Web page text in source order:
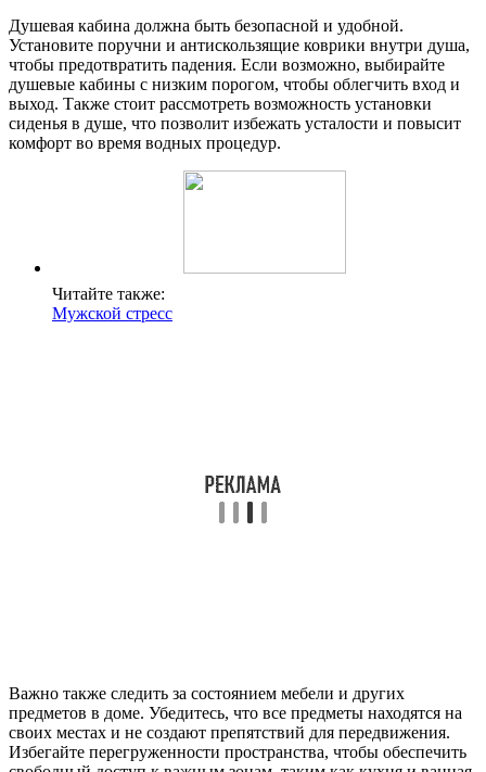
Душевая кабина должна быть безопасной и удобной.
Установите поручни и антискользящие коврики внутри душа,
чтобы предотвратить падения. Если возможно, выбирайте
душевые кабины с низким порогом, чтобы облегчить вход и
выход. Также стоит рассмотреть возможность установки
сиденья в душе, что позволит избежать усталости и повысит
комфорт во время водных процедур.
Читайте также:
Мужской стресс
Важно также следить за состоянием мебели и других
предметов в доме. Убедитесь, что все предметы находятся на
своих местах и не создают препятствий для передвижения.
Избегайте перегруженности пространства, чтобы обеспечить